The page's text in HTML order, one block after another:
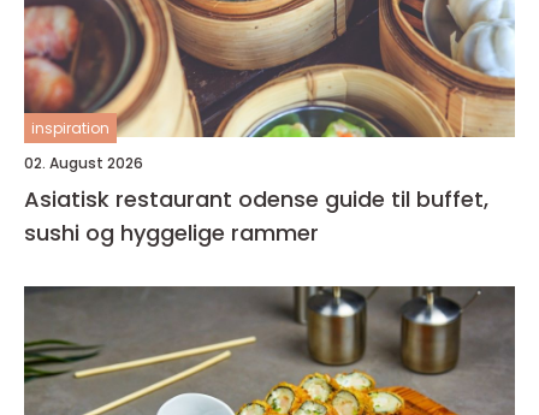
inspiration
02. August 2026
Asiatisk restaurant odense guide til buffet,
sushi og hyggelige rammer